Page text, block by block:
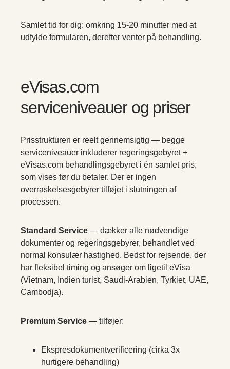
Samlet tid for dig: omkring 15-20 minutter med at
udfylde formularen, derefter venter på behandling.
eVisas.com
serviceniveauer og priser
Prisstrukturen er reelt gennemsigtig — begge
serviceniveauer inkluderer regeringsgebyret +
eVisas.com behandlingsgebyret i én samlet pris,
som vises før du betaler. Der er ingen
overraskelsesgebyrer tilføjet i slutningen af
processen.
Standard Service — dækker alle nødvendige
dokumenter og regeringsgebyrer, behandlet ved
normal konsulær hastighed. Bedst for rejsende, der
har fleksibel timing og ansøger om ligetil eVisa
(Vietnam, Indien turist, Saudi-Arabien, Tyrkiet, UAE,
Cambodja).
Premium Service — tilføjer:
Ekspresdokumentverificering (cirka 3x
hurtigere behandling)